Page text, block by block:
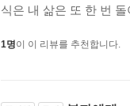
식은 내 삶은 또 한 번
1명이 이 리뷰를 추천합니다.